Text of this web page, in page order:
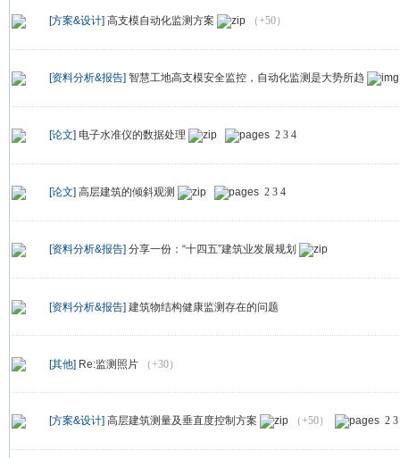
[方案&设计] 高支模自动化监测方案 （+50）
[资料分析&报告] 智慧工地高支模安全监控，自动化监测是大势所趋
[论文] 电子水准仪的数据处理 2 3 4
[论文] 高层建筑的倾斜观测 2 3 4
[资料分析&报告] 分享一份：“十四五”建筑业发展规划
[资料分析&报告] 建筑物结构健康监测存在的问题
[其他] Re:监测照片 （+30）
[方案&设计] 高层建筑测量及垂直度控制方案 （+50） 2 3